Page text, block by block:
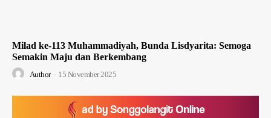
Milad ke-113 Muhammadiyah, Bunda Lisdyarita: Semoga
Semakin Maju dan Berkembang
Author - 15 November 2025